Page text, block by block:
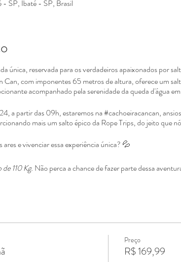
- SP, Ibaté - SP, Brasil
única, reservada para os verdadeiros apaixonados por
Can, com imponentes 65 metros de altura, oferece um
acompanhado pela serenidade da queda d'água
a partir das 09h, estaremos na #cachoeiracancan,
mais um salto épico da Rope Trips, do jeito que
e vivenciar essa experiência única? 💦
110 Kg. Não perca a chance de fazer parte dessa
Preço
R$ 169,99